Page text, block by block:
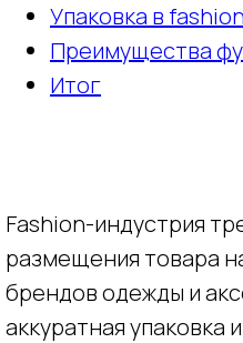
Упаковка в
Преимущества
Итог
Fashion-индустрия
размещения товара
брендов одежды и
аккуратная